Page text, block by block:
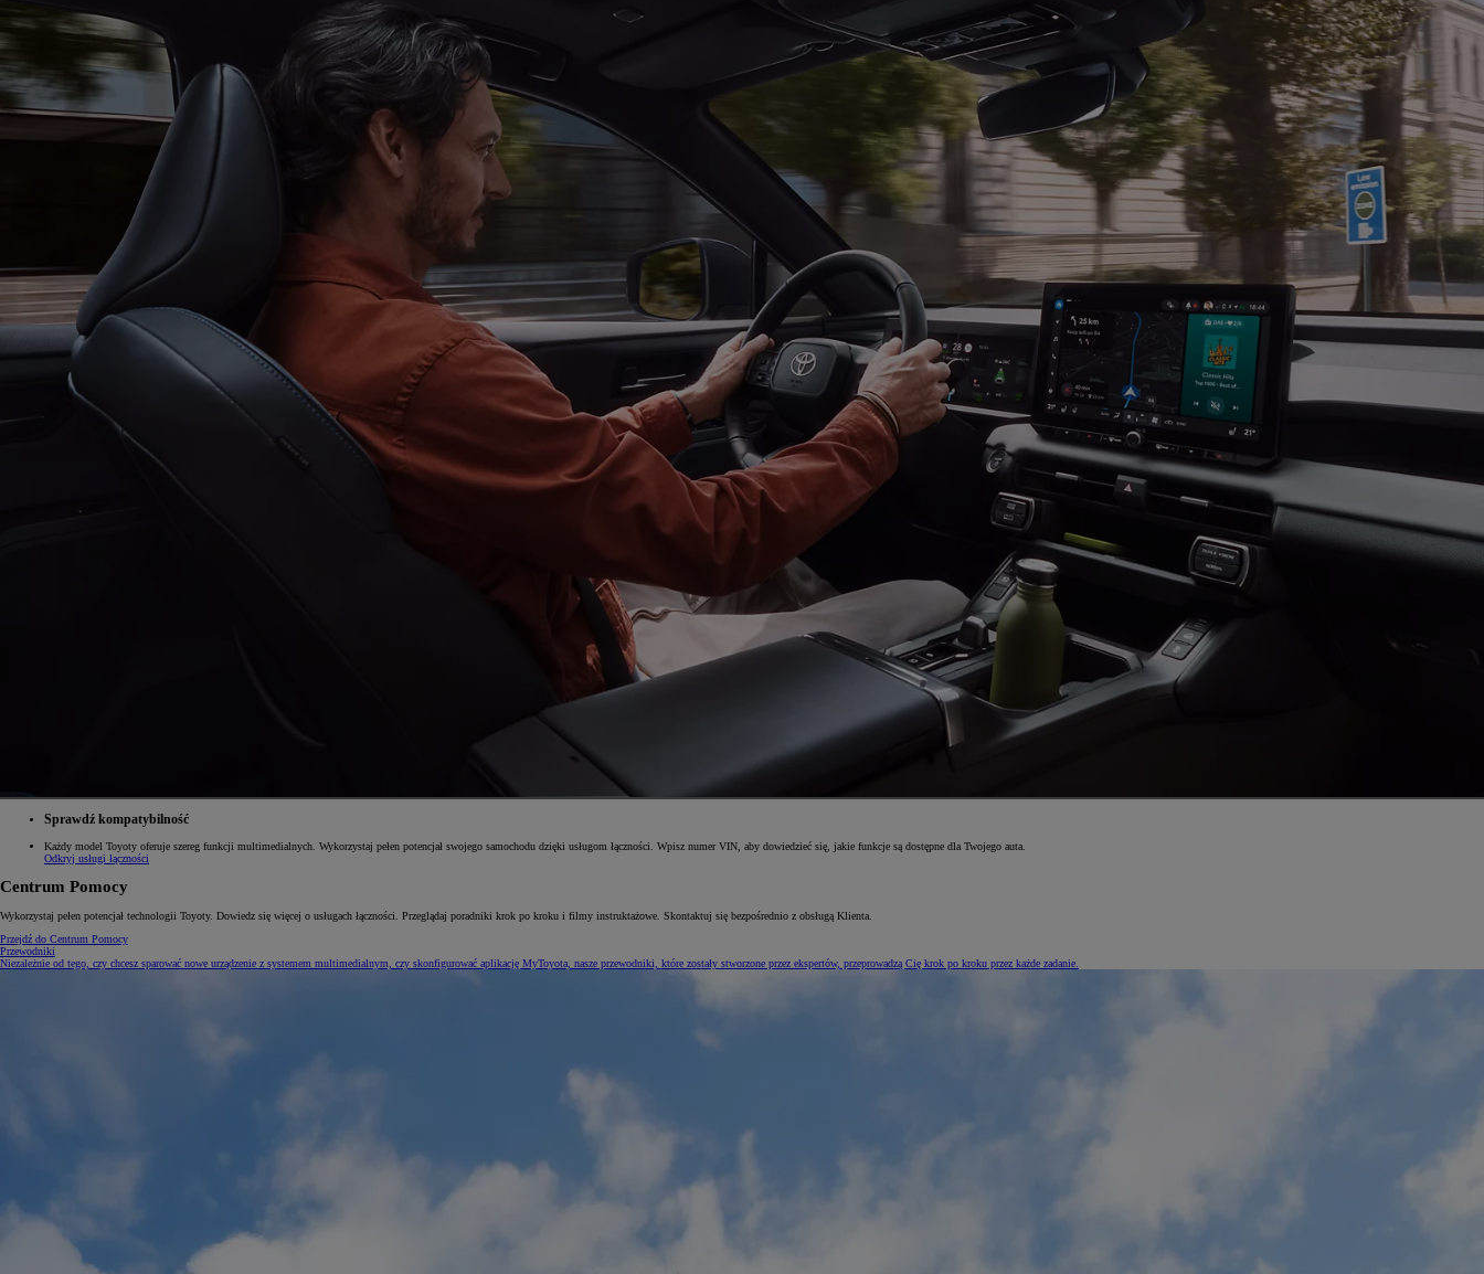
Corolla Hatchback
HYBRID
Sprawdź kompatybilność
Każdy model Toyoty oferuje szereg funkcji multimedialnych. Wykorzystaj pełen potencjał swojego samochodu dzięki usługom łączności. Wpisz numer VIN, aby dowiedzieć się, jakie funkcje są dostępne dla Twojego auta.
Odkryj usługi łączności
Centrum Pomocy
Wykorzystaj pełen potencjał technologii Toyoty. Dowiedz się więcej o usługach łączności. Przeglądaj poradniki krok po kroku i filmy instruktażowe. Skontaktuj się bezpośrednio z obsługą Klienta.
Przejdź do Centrum Pomocy
Przewodniki
Niezależnie od tego, czy chcesz sparować nowe urządzenie z systemem multimedialnym, czy skonfigurować aplikację MyToyota, nasze przewodniki, które zostały stworzone przez ekspertów, przeprowadzą Cię krok po kroku przez każde zadanie.